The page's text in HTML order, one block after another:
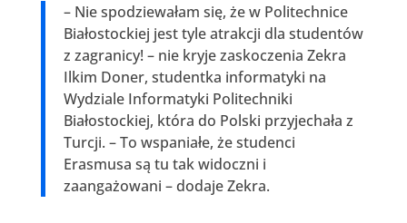
– Nie spodziewałam się, że w Politechnice
Białostockiej jest tyle atrakcji dla studentów
z zagranicy! – nie kryje zaskoczenia Zekra
Ilkim Doner, studentka informatyki na
Wydziale Informatyki Politechniki
Białostockiej, która do Polski przyjechała z
Turcji. – To wspaniałe, że studenci
Erasmusa są tu tak widoczni i
zaangażowani – dodaje Zekra.